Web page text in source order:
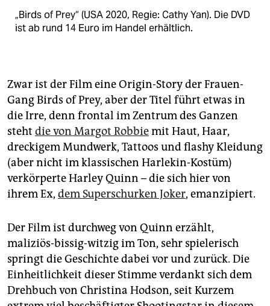
„Birds of Prey“ (USA 2020, Regie: Cathy Yan). Die DVD
ist ab rund 14 Euro im Handel erhältlich.
Zwar ist der Film eine Origin-Story der Frauen-
Gang Birds of Prey, aber der Titel führt etwas in
die Irre, denn frontal im Zentrum des Ganzen
steht die von Margot Robbiemit Haut, Haar,
dreckigem Mundwerk, Tattoos und flashy Kleidung
(aber nicht im klassischen Harlekin-Kostüm)
verkörperte Harley Quinn – die sich hier von
ihrem Ex, dem Superschurken Joker, emanzipiert.
Der Film ist durchweg von Quinn erzählt,
maliziös-bissig-witzig im Ton, sehr spielerisch
springt die Geschichte dabei vor und zurück. Die
Einheitlichkeit dieser Stimme verdankt sich dem
Drehbuch von Christina Hodson, seit Kurzem